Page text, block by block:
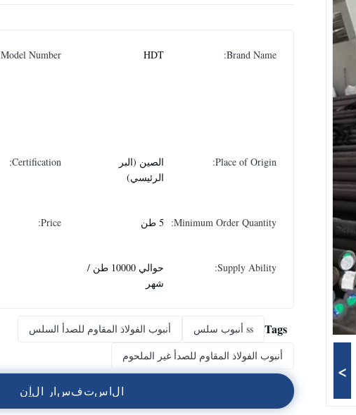
>
Brand Name:
HDT
Model Number:
Place of Origin:
الصين (البر
الرئيسي)
Certification:
Minimum Order Quantity: 5 طن Price:
Supply Ability:
حوالي 10000 طن /
شهر
Tags ss أنبوب سلس
أنبوب الفولاذ المقاوم للصدأ السلس
أنبوب الفولاذ المقاوم للصدأ غير الملحوم
الاستفسار الآن